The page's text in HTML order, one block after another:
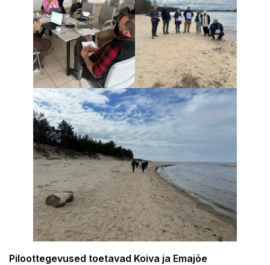
Piloottegevused toetavad Koiva ja Emajõe